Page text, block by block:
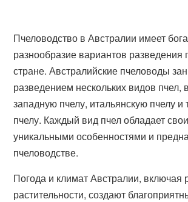
Пчеловодство в Австралии имеет
разнообразие вариантов разведения
стране. Австралийские пчеловоды
разведением нескольких видов пчел,
западную пчелу, итальянскую пчелу и
пчелу. Каждый вид пчел обладает
уникальными особенностями и
пчеловодстве.
Погода и климат Австралии, включая
растительности, создают